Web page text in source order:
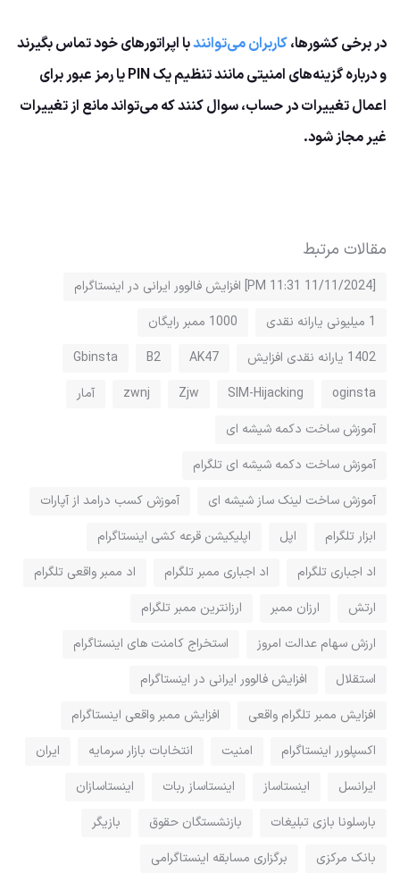
در برخی کشورها،کاربران می‌توانندبا اپراتورهای خود تماس بگیرند
و درباره گزینه‌های امنیتی مانند تنظیم یک PIN یا رمز عبور برای
اعمال تغییرات در حساب، سوال کنند که می‌تواند مانع از تغییرات
غیر مجاز شود.
مقالات مرتبط
[11/11/2024 11:31 PM] افزایش فالوور ایرانی در اینستاگرام
1 میلیونی یارانه نقدی
1000 ممبر رایگان
1402 یارانه نقدی افزایش
AK47
B2
Gbinsta
oginsta
SIM-Hijacking
Zjw
zwnj
آمار
آموزش ساخت دکمه شیشه ای
آموزش ساخت دکمه شیشه ای تلگرام
آموزش ساخت لینک ساز شیشه ای
آموزش کسب درامد از آپارات
ابزار تلگرام
اپل
اپلیکیشن قرعه کشی اینستاگرام
اد اجباری تلگرام
اد اجباری ممبر تلگرام
اد ممبر واقعی تلگرام
ارتش
ارزان ممبر
ارزانترین ممبر تلگرام
ارزش سهام عدالت امروز
استخراج کامنت های اینستاگرام
استقلال
افزایش فالوور ایرانی در اینستاگرام
افزایش ممبر تلگرام واقعی
افزایش ممبر واقعی اینستاگرام
اکسپلورر اینستاگرام
امنیت انتخابات بازار سرمایه
ایران
ایرانسل
اینستاساز اینستاساز ربات
اینستاسازان
بارسلونا بازی تبلیغات
بازنشستگان حقوق
بازیگر
بانک مرکزی
برگزاری مسابقه اینستاگرامی